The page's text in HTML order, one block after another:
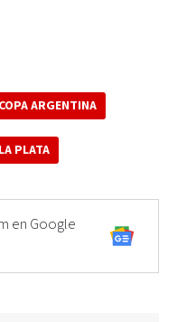
ARGENTINA
PLATA
en Google